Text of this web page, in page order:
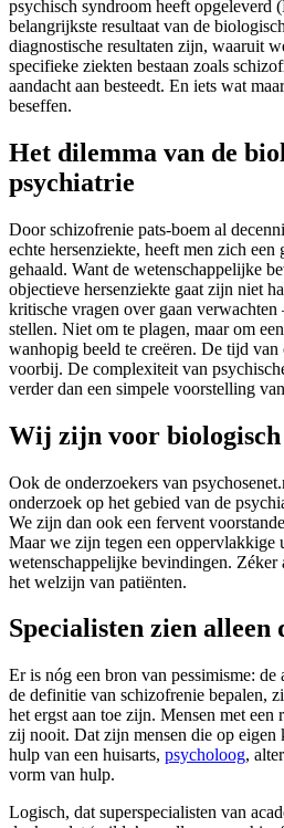
psychisch syndroom heeft opgeleverd
belangrijkste resultaat van de
diagnostische resultaten zijn, waaruit
specifieke ziekten bestaan zoals
aandacht aan besteedt. En iets wat
beseffen.
Het dilemma van de
psychiatrie
Door schizofrenie pats-boem al
echte hersenziekte, heeft men zich
gehaald. Want de wetenschappelijke
objectieve hersenziekte gaat zijn niet
kritische vragen over gaan
stellen. Niet om te plagen, maar om
wanhopig beeld te creëren. De tijd
voorbij. De complexiteit van
verder dan een simpele voorstelling
Wij zijn voor biologisch
Ook de onderzoekers van
onderzoek op het gebied van de
We zijn dan ook een fervent
Maar we zijn tegen een oppervlakkige
wetenschappelijke bevindingen.
het welzijn van patiënten.
Specialisten zien alleen
Er is nóg een bron van pessimisme: de
de definitie van schizofrenie bepalen,
het ergst aan toe zijn. Mensen met een
zij nooit. Dat zijn mensen die op eigen
hulp van een huisarts, psycholoog,
vorm van hulp.
Logisch, dat superspecialisten van